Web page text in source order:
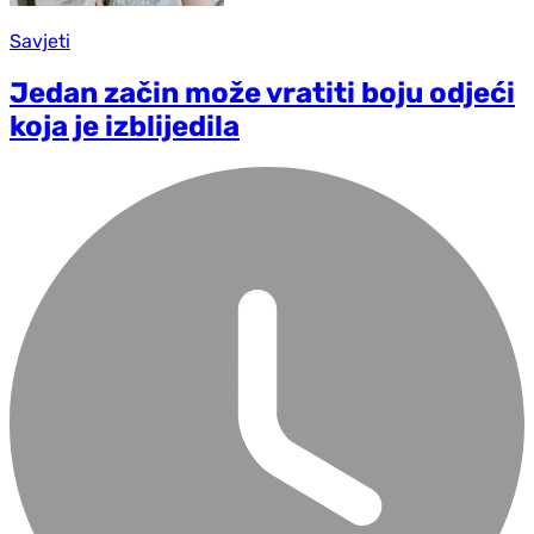
Savjeti
Jedan začin može vratiti boju odjeći
koja je izblijedila